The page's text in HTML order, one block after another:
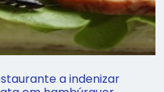
a indenizar